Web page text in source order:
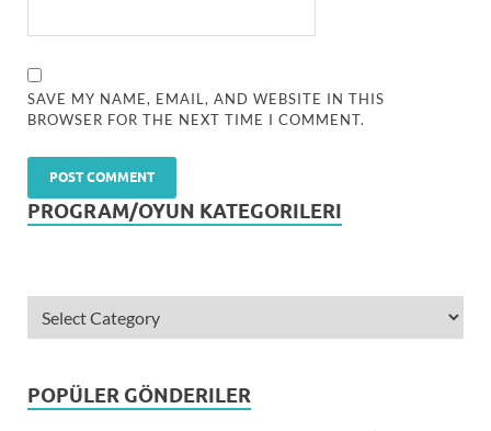
SAVE MY NAME, EMAIL, AND WEBSITE IN THIS
BROWSER FOR THE NEXT TIME I COMMENT.
PROGRAM/OYUN KATEGORILERI
POPÜLER GÖNDERILER